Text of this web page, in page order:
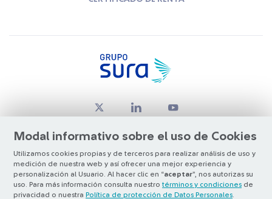
Modal informativo sobre el uso de Cookies
Utilizamos cookies propias y de terceros para realizar análisis de uso y
medición de nuestra web y así ofrecer una mejor experiencia y
personalización al Usuario. Al hacer clic en “aceptar”, nos autorizas su
uso. Para más información consulta nuestro términos y condiciones de
privacidad o nuestra Política de protección de Datos Personales
© Copyright Grupo SURA 2026